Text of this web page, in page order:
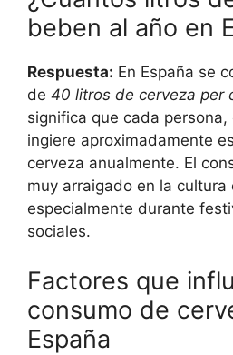
beben al año en
Respuesta: En España se
de 40 litros de cerveza per
significa que cada persona,
ingiere aproximadamente
cerveza anualmente. El
muy arraigado en la cultura
especialmente durante
sociales.
Factores que
consumo de
España